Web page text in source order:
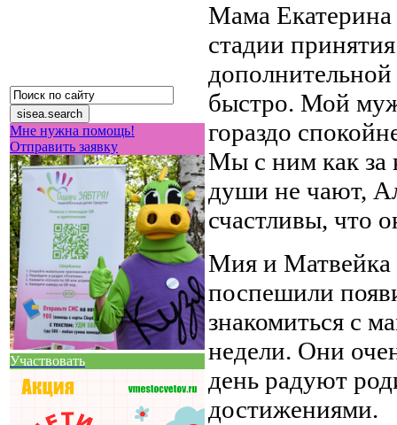
Мне нужна помощь!
Отправить заявку
Участвовать
Мама Екатерина
стадии
быстро. Мой
гораздо
Мы с ним как за
души не чают,
счастливы, что
Мия и Матвейка
поспешили
знакомиться с
недели. Они
день радуют
достижениями.